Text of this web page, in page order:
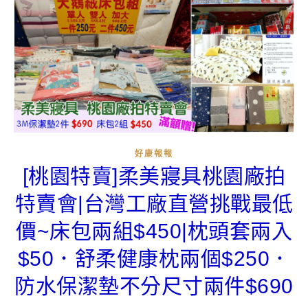
好康報報
[桃園特賣]柔美寢具桃園廠拍
特賣會|台灣工廠直營挑戰最低
價~床包兩組$450|枕頭套兩入
$50．舒柔健康枕兩個$250．
防水保潔墊不分尺寸兩件$690